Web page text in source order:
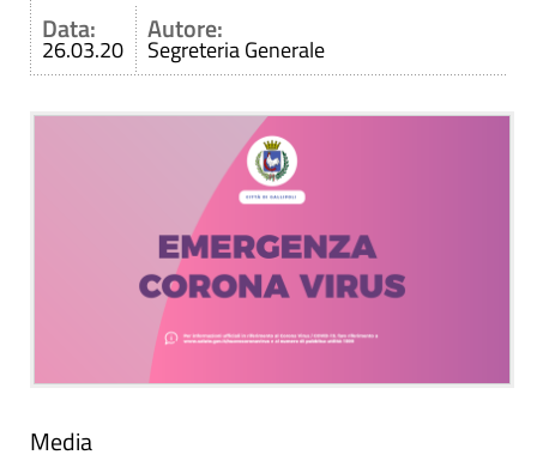
Data:
26.03.20
Autore:
Segreteria Generale
Media